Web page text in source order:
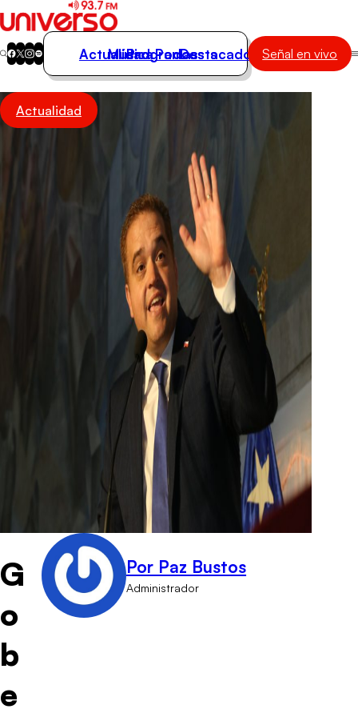
Actualidad
Música
Podcasts
Actualidad
Música
Programas
Podcasts
Destacados Señal en vivo
Actualidad
G
o
b
e
Por Paz Bustos
Administrador